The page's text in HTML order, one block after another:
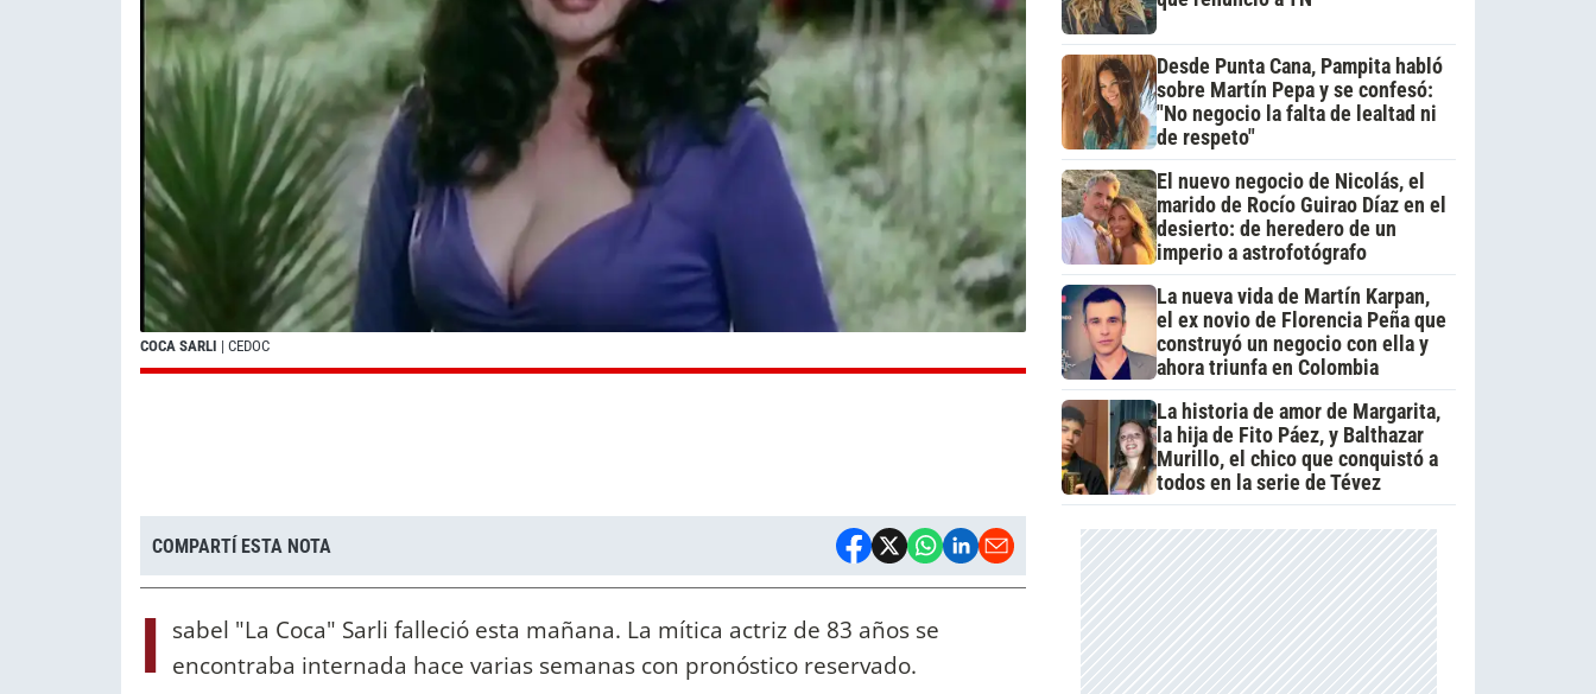
COCA SARLI | CEDOC
COMPARTÍ ESTA NOTA
I sabel "La Coca" Sarli falleció esta mañana. La mítica actriz de 83 años se
encontraba internada hace varias semanas con pronóstico reservado.
Desde Punta Cana, Pampita habló
sobre Martín Pepa y se confesó:
"No negocio la falta de lealtad ni
de respeto"
El nuevo negocio de Nicolás, el
marido de Rocío Guirao Díaz en el
desierto: de heredero de un
imperio a astrofotógrafo
La nueva vida de Martín Karpan,
el ex novio de Florencia Peña que
construyó un negocio con ella y
ahora triunfa en Colombia
La historia de amor de Margarita,
la hija de Fito Páez, y Balthazar
Murillo, el chico que conquistó a
todos en la serie de Tévez